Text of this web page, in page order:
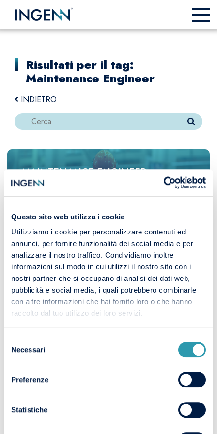
Questo sito web utilizza i cookie
Utilizziamo i cookie per personalizzare contenuti ed
annunci, per fornire funzionalità dei social media e per
analizzare il nostro traffico. Condividiamo inoltre
informazioni sul modo in cui utilizzi il nostro sito con i
nostri partner che si occupano di analisi dei dati web,
pubblicità e social media, i quali potrebbero combinarle
con altre informazioni che hai fornito loro o che hanno
raccolto dal tuo utilizzo dei loro servizi.
delNecessari
Preferenze
Statistiche
Risultati per il tag:
Maintenance Engineer
INDIETRO
MAINTENANCE ENGINEER:
AFFIDABILITÀ DEGLI IMPIANTI,
MANUTENZIONE EVOLUTA NEI
SISTEMI INDUSTRIALI
INGEGNERE CHIMICO: COMPITI E
COMPETENZE